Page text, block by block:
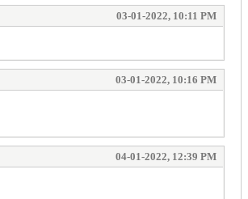
03-01-2022, 10:11 PM
03-01-2022, 10:16 PM
04-01-2022, 12:39 PM